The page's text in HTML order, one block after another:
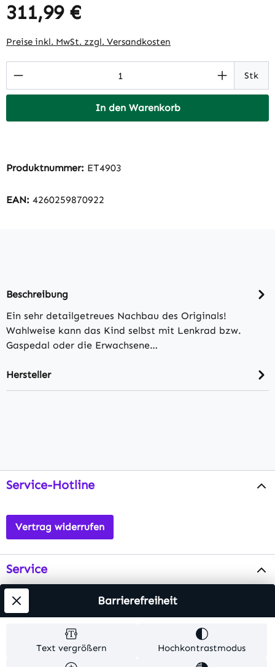
Regulärer Preis:
311,99 €
Preise inkl. MwSt. zzgl. Versandkosten
Produkt Anzahl: Gib den gewünschtenStk
In den Warenkorb
Produktnummer: ET4903
EAN: 4260259870922
Beschreibung
Ein sehr detailgetreues Nachbau des Originals!
Wahlweise kann das Kind selbst mit Lenkrad bzw.
Gaspedal oder die Erwachsene…
Hersteller
Service-Hotline
Vertrag widerrufen
Service
Info
Text vergrößern Hochkontrastmodus
Barrierefreiheit